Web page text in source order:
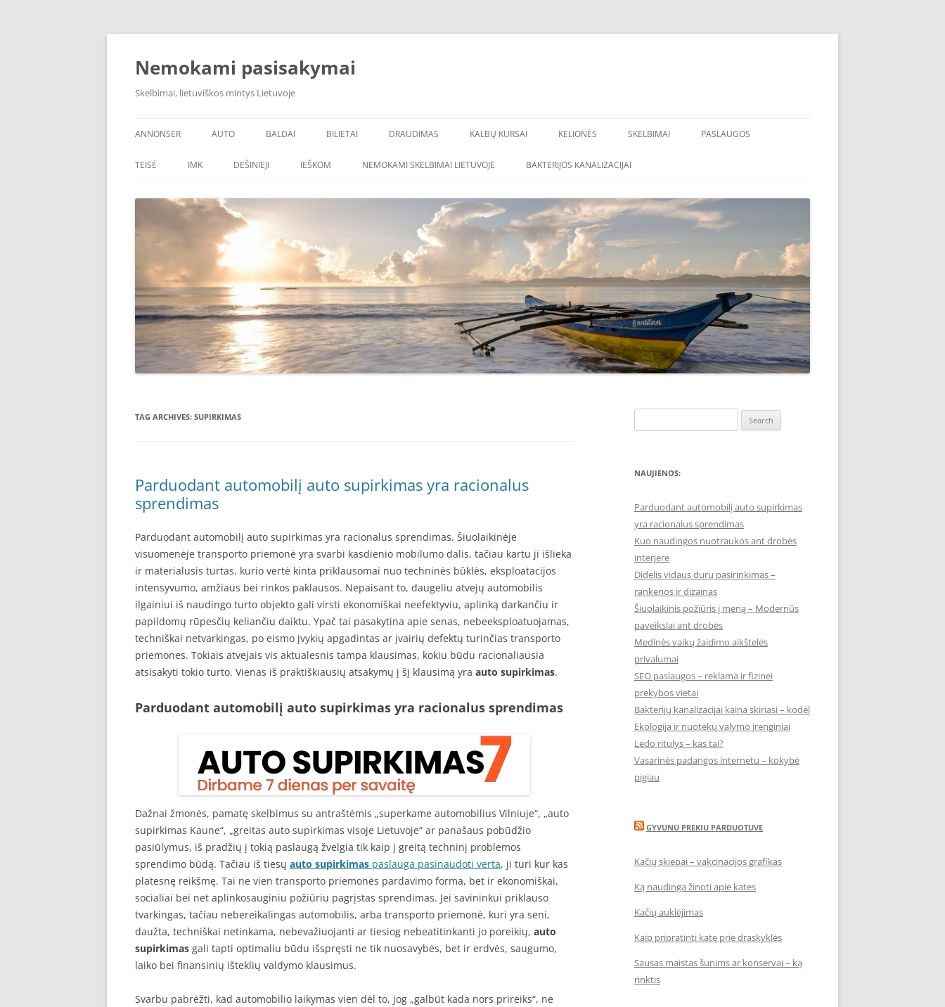
Skip
Nemokami pasisakymai
Skelbimai, lietuviškos mintys Lietuvoje
ANNONSER AUTO BALDAI BILIETAI DRAUDIMAS KALBŲ KURSAI KELIONĖS SKELBIMAI PASLAUGOS
TEISĖ IMK DEŠINIEJI IEŠKOM NEMOKAMI SKELBIMAI LIETUVOJE BAKTERIJOS KANALIZACIJAI
TAG ARCHIVES: SUPIRKIMAS
Parduodant automobilį auto supirkimas yra racionalus
sprendimas
Parduodant automobilį auto supirkimas yra racionalus sprendimas. Šiuolaikinėje
visuomenėje transporto priemonė yra svarbi kasdienio mobilumo dalis, tačiau kartu ji išlieka
ir materialusis turtas, kurio vertė kinta priklausomai nuo techninės būklės, eksploatacijos
intensyvumo, amžiaus bei rinkos paklausos. Nepaisant to, daugeliu atvejų automobilis
ilgainiui iš naudingo turto objekto gali virsti ekonomiškai neefektyviu, aplinką darkančiu ir
papildomų rūpesčių keliančiu daiktu. Ypač tai pasakytina apie senas, nebeeksploatuojamas,
techniškai netvarkingas, po eismo įvykių apgadintas ar įvairių defektų turinčias transporto
priemones. Tokiais atvejais vis aktualesnis tampa klausimas, kokiu būdu racionaliausia
atsisakyti tokio turto. Vienas iš praktiškiausių atsakymų į šį klausimą yra auto supirkimas.
Parduodant automobilį auto supirkimas yra racionalus sprendimas
Dažnai žmonės, pamatę skelbimus su antraštėmis „superkame automobilius Vilniuje“, „auto
supirkimas Kaune“, „greitas auto supirkimas visoje Lietuvoje“ ar panašaus pobūdžio
pasiūlymus, iš pradžių į tokią paslaugą žvelgia tik kaip į greitą techninį problemos
sprendimo būdą. Tačiau iš tiesų auto supirkimas paslauga pasinaudoti verta, ji turi kur kas
platesnę reikšmę. Tai ne vien transporto priemonės pardavimo forma, bet ir ekonomiškai,
socialiai bei net aplinkosauginiu požiūriu pagrįstas sprendimas. Jei savininkui priklauso
tvarkingas, tačiau nebereikalingas automobilis, arba transporto priemonė, kuri yra seni,
daužta, techniškai netinkama, nebevažiuojanti ar tiesiog nebeatitinkanti jo poreikių, auto
supirkimas gali tapti optimaliu būdu išspręsti ne tik nuosavybės, bet ir erdvės, saugumo,
laiko bei finansinių išteklių valdymo klausimus.
Svarbu pabrėžti, kad automobilio laikymas vien dėl to, jog „galbūt kada nors prireiks“, ne
for:
NAUJIENOS:
Parduodant automobilį auto supirkimas
yra racionalus sprendimas
Kuo naudingos nuotraukos ant drobės
interjere
Didelis vidaus durų pasirinkimas –
rankenos ir dizainas
Šiuolaikinis požiūris į meną – Modernūs
paveikslai ant drobės
Medinės vaikų žaidimo aikštelės
privalumai
SEO paslaugos – reklama ir fizinei
prekybos vietai
Bakterijų kanalizacijai kaina skiriasi – kodėl
Ekologija ir nuotekų valymo įrenginiai
Ledo ritulys – kas tai?
Vasarinės padangos internetu – kokybė
pigiau
GYVUNU PREKIU PARDUOTUVE
Kačių skiepai – vakcinacijos grafikas
Ką naudinga žinoti apie kates
Kačių auklėjimas
Kaip pripratinti katę prie draskyklės
Sausas maistas šunims ar konservai – ką
rinktis